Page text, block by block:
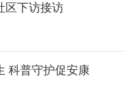
区下访接访
科普守护促安康